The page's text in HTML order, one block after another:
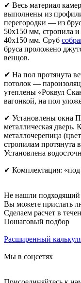
✔ Весь материал
выполнены из
перегородки — из
50х150 мм, стропила
40х150 мм. Сруб
бруса проложено
венцов.
✔ На пол протянута
потолок —
утеплены «Роквул
вагонкой, на пол
✔ Установлены окна
металлическая
металлочерепица
стропилам протянута
Установлена
✔ Комплектация:
Не нашли подходящий
Вы можете прислать
Сделаем расчет в
Пошаговый подбор
Расширенный
Мы в соцсетях